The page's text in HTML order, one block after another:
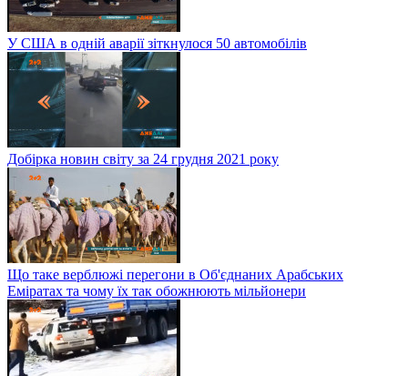
У США в одній аварії зіткнулося 50 автомобілів
Добірка новин світу за 24 грудня 2021 року
Що таке верблюжі перегони в Об'єднаних Арабських
Еміратах та чому їх так обожнюють мільйонери